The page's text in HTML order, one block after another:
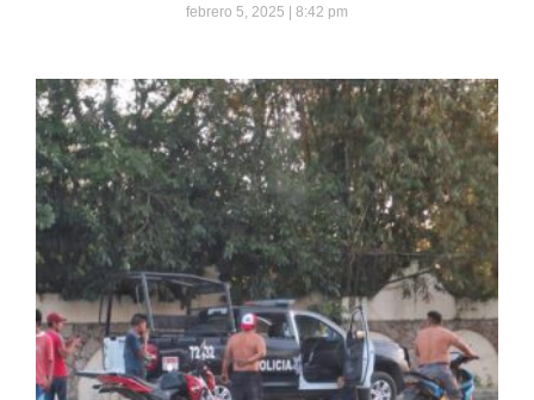
febrero 5, 2025 8:42 pm